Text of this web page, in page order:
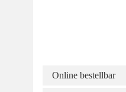
Online bestellbar